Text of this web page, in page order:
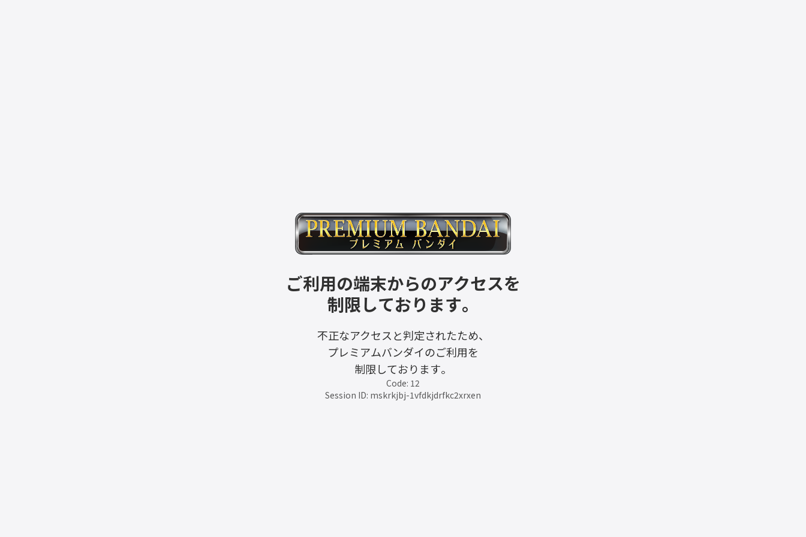
ご利用の端末からのアクセスを
制限しております。
不正なアクセスと判定されたため、
プレミアムバンダイのご利用を
制限しております。
Code: 12
Session ID: mskrkjbj-1vfdkjdrfkc2xrxen